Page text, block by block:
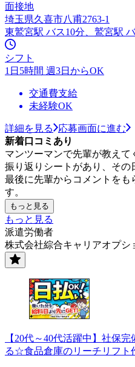
面接地
埼玉県久喜市八甫2763-1
東鷲宮駅 バス10分、鷲宮駅
シフト
1日5時間 週3日からOK
交通費支給
未経験OK
詳細を見る
応募画面に進む
新着口コミあり
マンツーマンで先輩が教えて
振り返りシートがあり、その
最後に先輩からコメントをも
す。
もっと見る
もっと見る
派遣労働者
株式会社綜合キャリアオプシ
【20代～40代活躍中】社保
る☆食品倉庫のリーチリフト